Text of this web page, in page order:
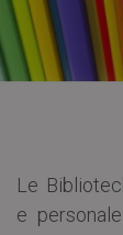
Le
e